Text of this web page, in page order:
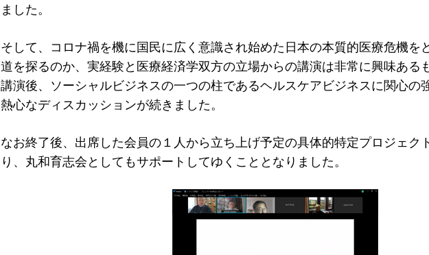
ました。
そして、コロナ禍を機に国民に広く意識され始めた日本の本質的医療危機を
道を探るのか、実経験と医療経済学双方の立場からの講演は非常に興味ある
講演後、ソーシャルビジネスの一つの柱であるヘルスケアビジネスに関心の
熱心なディスカッションが続きました。
なお終了後、出席した会員の１人から立ち上げ予定の具体的特定プロジェク
り、丸和育志会としてもサポートしてゆくこととなりました。